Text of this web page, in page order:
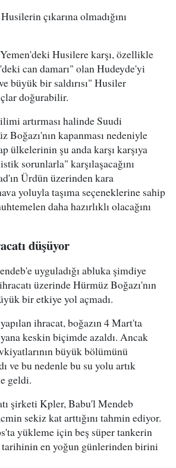
çıkarına olmadığını
Husilere karşı, özellikle
can damarı" olan Hudeyde'yi
büyük bir saldırısı" Husiler
doğurabilir.
artırması halinde Suudi
Boğazı'nın kapanması nedeniyle
ülkelerinin şu anda karşı karşıya
sorunlarla" karşılaşacağını
Ürdün üzerinden kara
yoluyla taşıma seçeneklerine sahip
daha hazırlıklı olacağını
düşüyor
uyguladığı abluka şimdiye
üzerinde Hürmüz Boğazı'nın
bir etkiye yol açmadı.
ihracat, boğazın 4 Mart'ta
keskin biçimde azaldı. Ancak
büyük bölümünü
ve bu nedenle bu su yolu artık
geldi.
şirketi Kpler, Babu'l Mendeb
sekiz kat arttığını tahmin ediyor.
yükleme için beş süper tankerin
tarihinin en yoğun günlerinden birini